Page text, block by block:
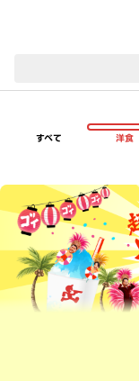
すべて 洋食
超ゴイゴイヤスー夏祭